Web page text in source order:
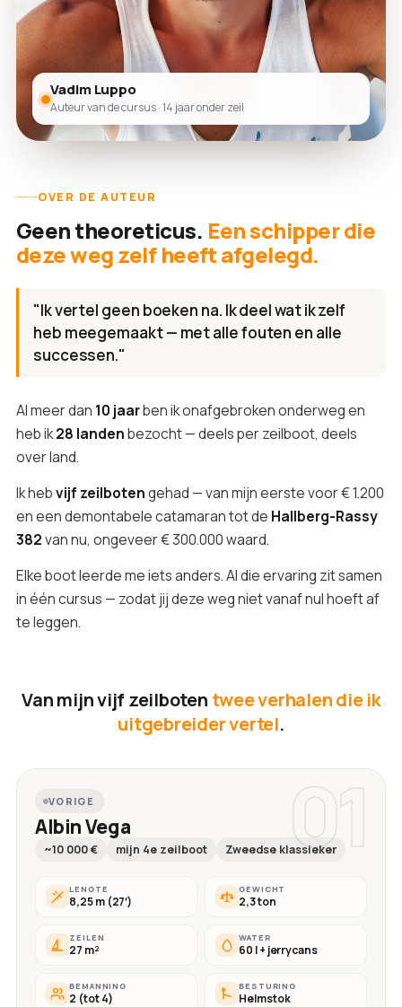
Vadim Luppo
Auteur van de cursus · 14 jaar onder zeil
OVER DE AUTEUR
Geen theoreticus. Een schipper die
deze weg zelf heeft afgelegd.
"Ik vertel geen boeken na. Ik deel wat ik zelf
heb meegemaakt — met alle fouten en alle
successen."
Al meer dan 10 jaarben ik onafgebroken onderweg en
heb ik28 landenbezocht — deels per zeilboot, deels
over land.
Ik hebvijf zeilbotengehad — van mijn eerste voor € 1.200
en een demontabele catamaran tot de Hallberg-Rassy
382van nu, ongeveer € 300.000 waard.
Elke boot leerde me iets anders. Al die ervaring zit samen
in één cursus — zodat jij deze weg niet vanaf nul hoeft af
te leggen.
Van mijn vijf zeilboten twee verhalen die ik
uitgebreider vertel.
01
VORIGE
Albin Vega
~10 000 € mijn 4e zeilboot Zweedse klassieker
LENGTE
8,25 m (27′)
GEWICHT
2,3 ton
ZEILEN
27 m²
WATER
60 l + jerrycans
BEMANNING
2 (tot 4)
BESTURING
Helmstok